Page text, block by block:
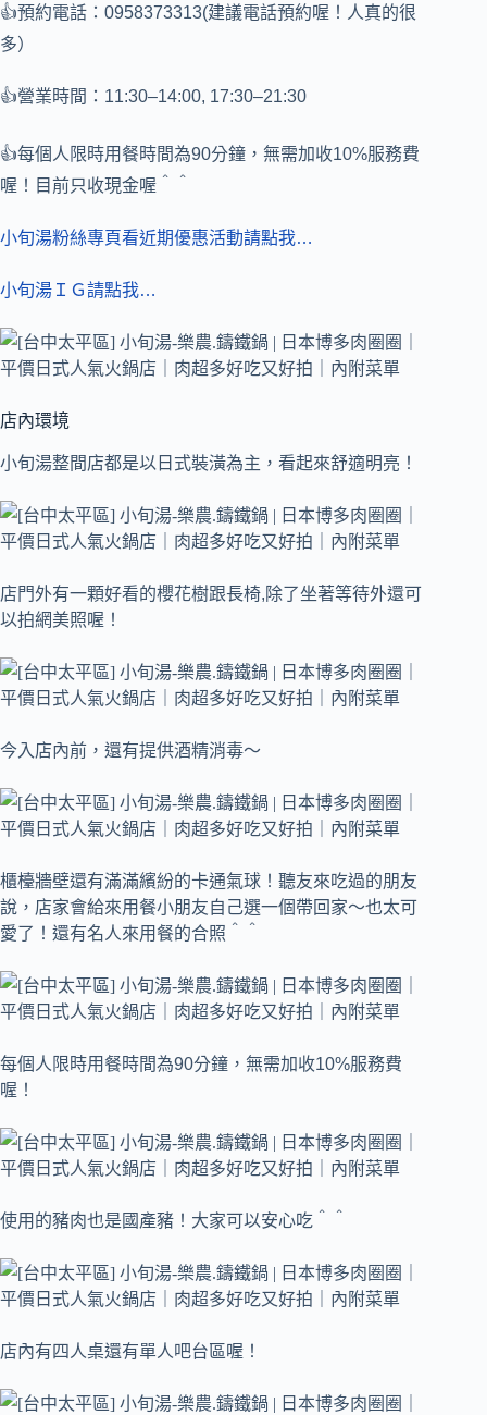
👍預約電話：0958373313(建議電話預約喔！人真的很
多）
👍營業時間：11:30–14:00, 17:30–21:30
👍每個人限時用餐時間為90分鐘，無需加收10%服務費
喔！目前只收現金喔＾＾
小旬湯粉絲專頁看近期優惠活動請點我…
小旬湯ＩＧ請點我…
店內環境
小旬湯整間店都是以日式裝潢為主，看起來舒適明亮！
店門外有一顆好看的櫻花樹跟長椅,除了坐著等待外還可
以拍網美照喔！
今入店內前，還有提供酒精消毒～
櫃檯牆壁還有滿滿繽紛的卡通氣球！聽友來吃過的朋友
說，店家會給來用餐小朋友自己選一個帶回家～也太可
愛了！還有名人來用餐的合照＾＾
每個人限時用餐時間為90分鐘，無需加收10%服務費
喔！
使用的豬肉也是國產豬！大家可以安心吃＾＾
店內有四人桌還有單人吧台區喔！